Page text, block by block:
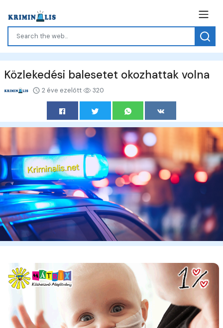
Közlekedési balesetet okozhattak volna
2 éve ezelőtt 320